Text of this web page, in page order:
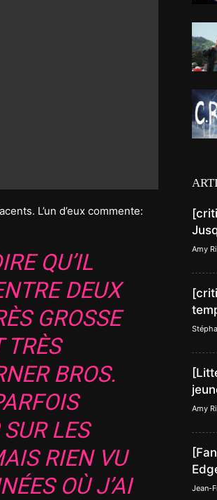
L’un d’eux commente:
QU’IL
DEUX
GROSSE
TRÈS
BROS.
LES
RIEN VU
OÙ J’AI
Amy
Amy
Jean-